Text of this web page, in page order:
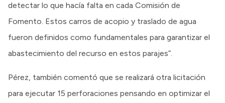
detectar lo que hacía falta en cada Comisión de
Fomento. Estos carros de acopio y traslado de agua
fueron definidos como fundamentales para garantizar el
abastecimiento del recurso en estos parajes”.
Pérez, también comentó que se realizará otra licitación
para ejecutar 15 perforaciones pensando en optimizar el